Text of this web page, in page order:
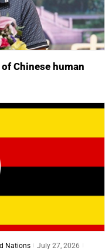
Chinese human
Nations
July 27, 2026